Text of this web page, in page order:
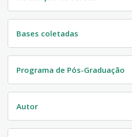
Bases coletadas
Programa de Pós-Graduação
Autor